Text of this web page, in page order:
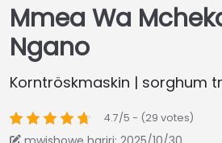
Mmea Wa
Ngano
Korntröskmaskin | sorghum
4.7/5 - (29 votes)